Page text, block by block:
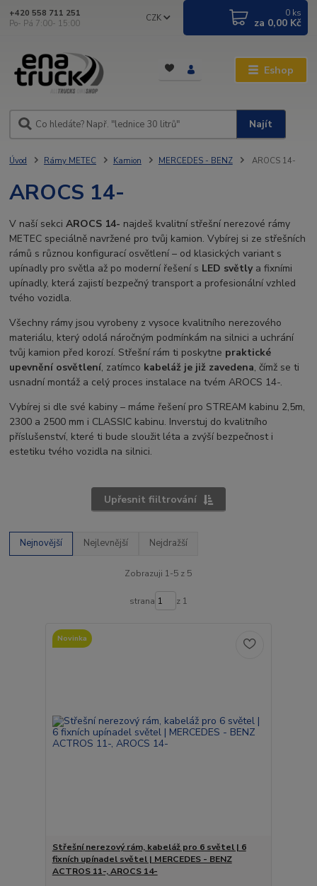
Eshop
CZK
Najít
+420 558 711 251
Po- Pá 7:00- 15:00
0 ks
za 0,00 Kč
Úvod Rámy METEC Kamion MERCEDES - BENZ AROCS 14-
AROCS 14-
V naší sekciAROCS 14- najdeš kvalitní střešní nerezové rámy
METEC speciálně navržené pro tvůj kamion. Vybírej si ze střešních
rámů s různou konfigurací osvětlení – od klasických variant s
upínadly pro světla až po moderní řešení s LED světlya fixními
upínadly, která zajistí bezpečný transport a profesionální vzhled
tvého vozidla.
Všechny rámy jsou vyrobeny z vysoce kvalitního nerezového
materiálu, který odolá náročným podmínkám na silnici a uchrání
tvůj kamion před korozí. Střešní rám ti poskytne praktické
upevnění osvětlení, zatímco kabeláž je již zavedena, čímž se ti
usnadní montáž a celý proces instalace na tvém AROCS 14-.
Vybírej si dle své kabiny – máme řešení pro STREAM kabinu 2,5m,
2300 a 2500 mm i CLASSIC kabinu. Inverstuj do kvalitního
příslušenství, které ti bude sloužit léta a zvýší bezpečnost i
estetiku tvého vozidla na silnici.
Upřesnit fiiltrování
Nejnovější Nejlevnější Nejdražší
Zobrazuji 1-5 z 5
strana z 1
Novinka
Střešní nerezový rám, kabeláž pro 6 světel | 6
fixních upínadel světel | MERCEDES - BENZ
ACTROS 11-, AROCS 14-